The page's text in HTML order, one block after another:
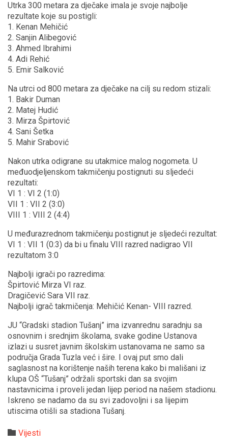
Utrka 300 metara za dječake imala je svoje najbolje
rezultate koje su postigli:
1. Kenan Mehičić
2. Sanjin Alibegović
3. Ahmed Ibrahimi
4. Adi Rehić
5. Emir Salković
Na utrci od 800 metara za dječake na cilj su redom stizali:
1. Bakir Duman
2. Matej Hudić
3. Mirza Špirtović
4. Sani Šetka
5. Mahir Srabović
Nakon utrka odigrane su utakmice malog nogometa. U
međuodjeljenskom takmičenju postignuti su sljedeći
rezultati:
VI 1 : VI 2 (1:0)
VII 1 : VII 2 (3:0)
VIII 1 : VIII 2 (4:4)
U međurazrednom takmičenju postignut je sljedeći rezultat:
VI 1 : VII 1 (0:3) da bi u finalu VIII razred nadigrao VII
rezultatom 3:0
Najbolji igrači po razredima:
Špirtović Mirza VI raz.
Dragičević Sara VII raz.
Najbolji igrač takmičenja: Mehičić Kenan- VIII razred.
JU “Gradski stadion Tušanj” ima izvanrednu saradnju sa
osnovnim i srednjim školama, svake godine Ustanova
izlazi u susret javnim školskim ustanovama ne samo sa
područja Grada Tuzla već i šire. I ovaj put smo dali
saglasnost na korištenje naših terena kako bi mališani iz
klupa OŠ “Tušanj” održali sportski dan sa svojim
nastavnicima i proveli jedan lijep period na našem stadionu.
Iskreno se nadamo da su svi zadovoljni i sa lijepim
utiscima otišli sa stadiona Tušanj.
 Category
Vijesti